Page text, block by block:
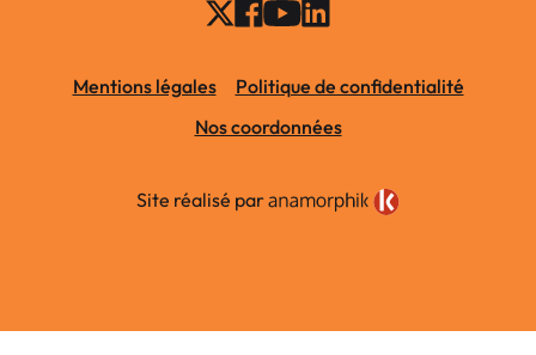
Mentions légales
Politique de confidentialité
Nos coordonnées
Site réalisé par